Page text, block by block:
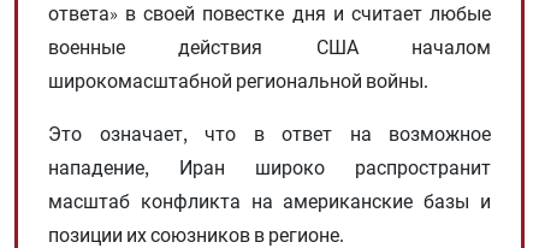
ответа» в своей повестке дня и считает любые
военные действия США началом
широкомасштабной региональной войны.
Это означает, что в ответ на возможное
нападение, Иран широко распространит
масштаб конфликта на американские базы и
позиции их союзников в регионе.